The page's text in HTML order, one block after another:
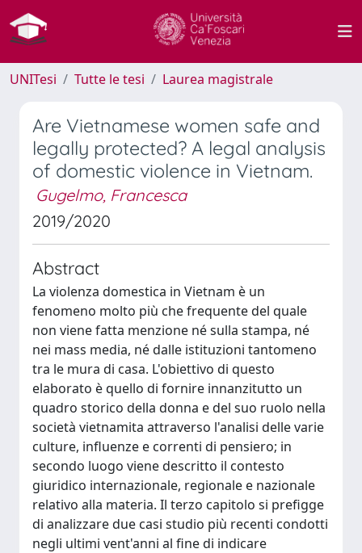
UNITesi Tutte le tesi Laurea magistrale
Are Vietnamese women safe and
legally protected? A legal analysis
of domestic violence in Vietnam.
Gugelmo, Francesca
2019/2020
Abstract
La violenza domestica in Vietnam è un
fenomeno molto più che frequente del quale
non viene fatta menzione né sulla stampa, né
nei mass media, né dalle istituzioni tantomeno
tra le mura di casa. L'obiettivo di questo
elaborato è quello di fornire innanzitutto un
quadro storico della donna e del suo ruolo nella
società vietnamita attraverso l'analisi delle varie
culture, influenze e correnti di pensiero; in
secondo luogo viene descritto il contesto
giuridico internazionale, regionale e nazionale
relativo alla materia. Il terzo capitolo si prefigge
di analizzare due casi studio più recenti condotti
negli ultimi vent'anni al fine di indicare